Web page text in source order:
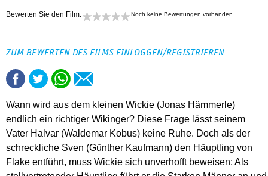
Bewerten Sie den Film: Noch keine Bewertungen vorhanden
ZUM BEWERTEN DES FILMS EINLOGGEN/REGISTRIEREN
Wann wird aus dem kleinen Wickie (Jonas Hämmerle)
endlich ein richtiger Wikinger? Diese Frage lässt seinem
Vater Halvar (Waldemar Kobus) keine Ruhe. Doch als der
schreckliche Sven (Günther Kaufmann) den Häuptling von
Flake entführt, muss Wickie sich unverhofft beweisen: Als